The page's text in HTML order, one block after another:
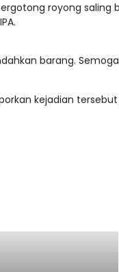
royong
barang.
kejadian